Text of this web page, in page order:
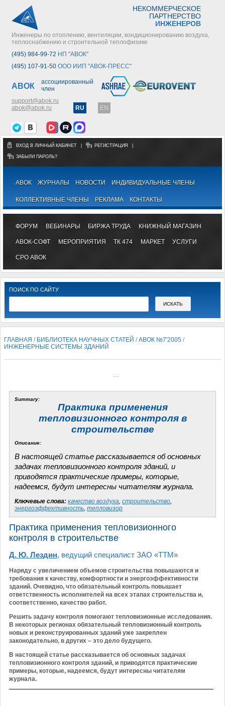
НЕКОММЕРЧЕСКОЕ
ПАРТНЕРСТВО
ИНЖЕНЕРОВ
Инженеры по отоплению, вентиляции, кондиционированию воздуха,
теплоснабжению и строительной теплофизике
(495) 984-99-72 НП "АВОК"
(495) 107-91-50 ООО ИИП "АВОК-ПРЕСС"
АВОК
ассоциированный
член
support@abok.ru
abok@abok.ru
RU EN
ВХОД В ЛИЧНЫЙ КАБИНЕТ РЕГИСТРАЦИЯ
ЗАБЫЛИ ПАРОЛЬ?
АВОК ЖУРНАЛЫ НОВОСТИ ИНДИВИДУАЛЬНЫЕ ЧЛЕНЫ
КОЛЛЕКТИВНЫЕ ЧЛЕНЫ РЕКЛАМА КОНТАКТЫ
ФОРУМ ВЕБИНАРЫ БИРЖА ТРУДА КНИЖНЫЙ МАГАЗИН
АВОК-СОФТ МЕРОПРИЯТИЯ ТК 474 МАРКЕТ УСЛУГИ
СРО АВОК
ПОИСК ПО САЙТУ
ГЛАВНАЯ / БИБЛИОТЕКА НАУЧНЫХ СТАТЕЙ /АВОК №7'2005 /
ИНЖЕНЕРНЫЕ СИСТЕМЫ ЗДАНИЙ
Summary:
Практика применения
тепловизионного контроля в
строительстве
Описание:
В настоящей статье рассказывается об основных
задачах тепловизионного контроля зданий, и
приводятся практические примеры, которые,
надеемся, будут интересны читателям журнала.
Ключевые слова: качество воздуха, строительство,
энергоэффективность, тепловизор
Практика применения тепловизионного
контроля в строительстве
Д. Ю. Лездин, ведущий специалист ЗАО «ТТМ»
Наряду с увеличением объемов строительства повышаются и
требования к качеству, комфортности и энергоэффективности
зданий. Очевидно, что обязательный контроль повышает
ответственность исполнителей на всех этапах строительства и,
соответственно, качество работ.
Решить задачу контроля помогают тепловизионные исследования.
В некоторых регионах обязательный тепловизионный контроль
новых и реконструированных зданий уже закреплен
законодательно, в других – это дело будущего.
В настоящей статье рассказывается об основных задачах
тепловизионного контроля зданий, и приводятся практические
примеры, которые, надеемся, будут интересны читателям
журнала.